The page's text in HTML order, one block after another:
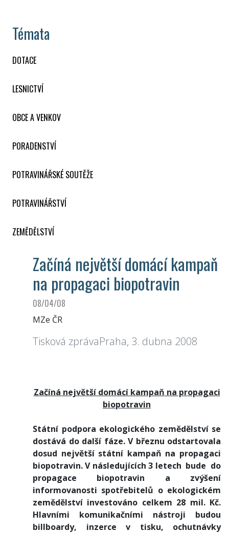
Témata
DOTACE
LESNICTVÍ
OBCE A VENKOV
PORADENSTVÍ
POTRAVINÁŘSKÉ SOUTĚŽE
POTRAVINÁŘSTVÍ
ZEMĚDĚLSTVÍ
Začíná největší domácí kampaň
na propagaci biopotravin
08/04/08
MZe ČR
Tisková zprávaPraha, 3. dubna 2008
Začíná největší domácí kampaň na propagaci
biopotravin
Státní podpora ekologického zemědělství se
dostává do další fáze. V březnu odstartovala
dosud největší státní kampaň na propagaci
biopotravin. V následujících 3 letech bude do
propagace biopotravin a zvýšení
informovanosti spotřebitelů o ekologickém
zemědělství investováno celkem 28 mil. Kč.
Hlavními komunikačními nástroji budou
billboardy, inzerce v tisku, ochutnávky